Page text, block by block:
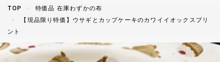
TOP
特価品 在庫わずかの布
【現品限り特価】ウサギとカップケーキのカワイイオックスプリ
ント